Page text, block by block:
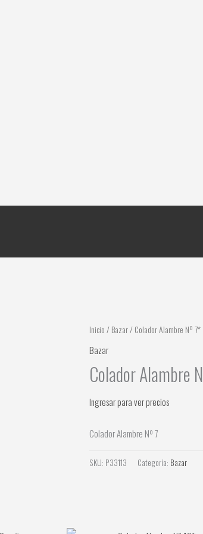
Inicio / Bazar/ Colador Alambre Nº 7*
Bazar
Colador Alambre
Ingresar para ver precios
Colador Alambre Nº 7
SKU: P33113 Categoría: Bazar